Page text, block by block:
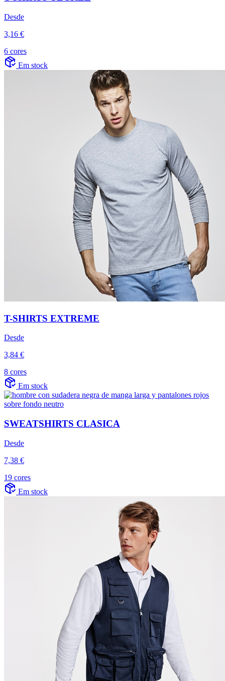
Desde
3,16 €
6 cores
Em stock
T-SHIRTS EXTREME
Desde
3,84 €
8 cores
Em stock
SWEATSHIRTS CLASICA
Desde
7,38 €
19 cores
Em stock